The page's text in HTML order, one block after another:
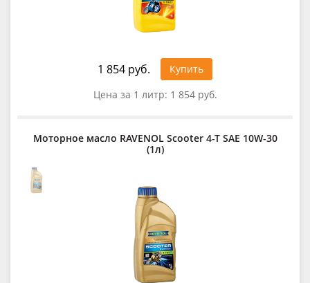
1 854 руб.
Купить
Цена за 1 литр: 1 854 руб.
Моторное масло RAVENOL Scooter 4-T SAE 10W-30
(1л)